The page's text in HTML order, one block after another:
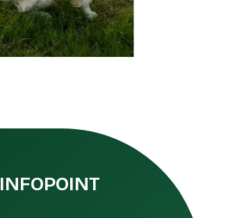
INFOPOINT